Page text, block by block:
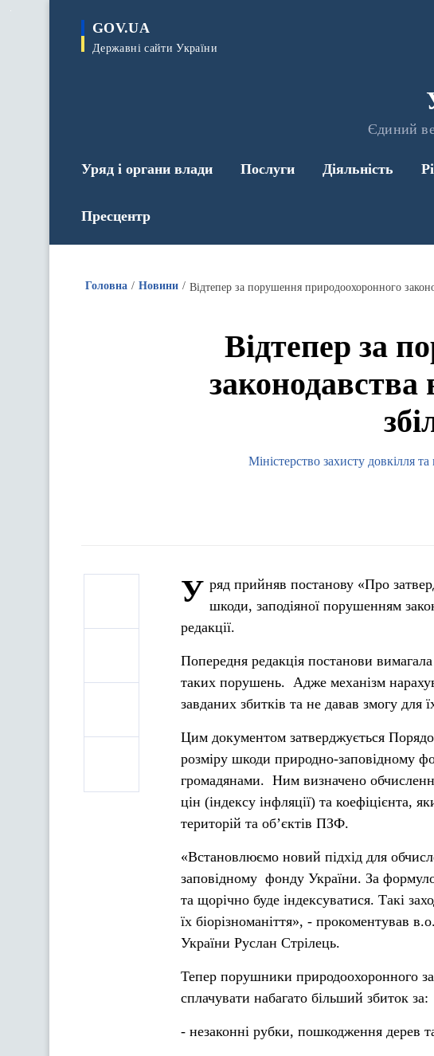
GOV.UA
Державні сайти України
Єдиний
Уряд і органи влади Послуги Діяльність
Пресцентр
Головна Новини Відтепер за порушення природоохоронного
Відтепер за
Міністерство захисту довкілля
У ряд прийняв постанову «Про
шкоди, заподіяної порушенням
редакції.
Попередня редакція постанови
таких порушень. Адже механізм
завданих збитків та не давав змогу для
Цим документом затверджується
розміру шкоди природно-заповідному
громадянами. Ним визначено
цін (індексу інфляції) та коефіцієнта,
територій та об’єктів ПЗФ.
«Встановлюємо новий підхід для
заповідному фонду України. За
та щорічно буде індексуватися. Такі
їх біорізноманіття», - прокоментував
України Руслан Стрілець.
Тепер порушники природоохоронного
сплачувати набагато більший збиток за:
- незаконні рубки, пошкодження дерев